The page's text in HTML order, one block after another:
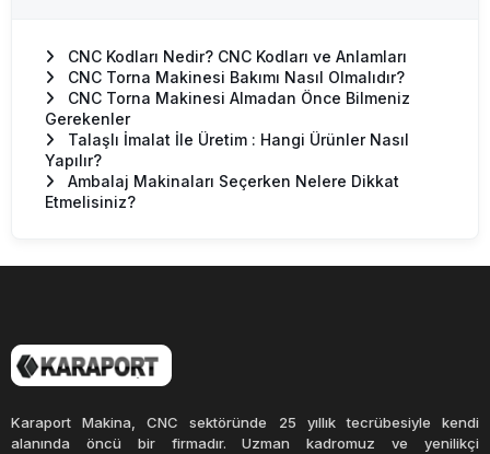
Mazak
Sektörel Makinacılar ve Fuar Haberleri
Talaşlı İmalat Makinaların Teknik Özellikleri
Makina Bilgi Yazıları ve Makaleler
BLOG
Makina Servis ve Çözüm Noktası
CNC Kodları Nedir? CNC Kodları ve Anlamları
CNC Torna Makinesi Bakımı Nasıl Olmalıdır?
CNC Torna Makinesi Almadan Önce Bilmeniz
Gerekenler
Talaşlı İmalat İle Üretim : Hangi Ürünler Nasıl
Yapılır?
Ambalaj Makinaları Seçerken Nelere Dikkat
Etmelisiniz?
Karaport Makina, CNC sektöründe 25 yıllık tecrübesiyle kendi
alanında öncü bir firmadır. Uzman kadromuz ve yenilikçi